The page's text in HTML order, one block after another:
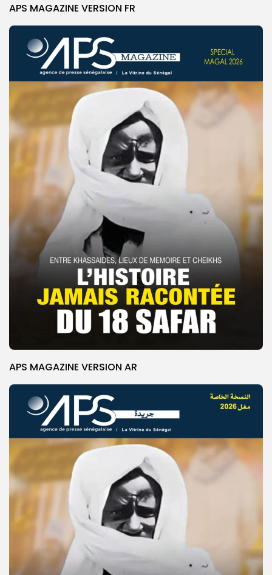
APS MAGAZINE VERSION FR
APS MAGAZINE VERSION AR